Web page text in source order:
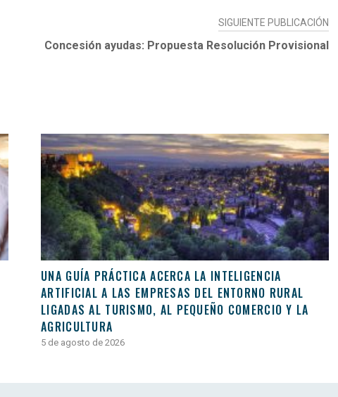
SIGUIENTE PUBLICACIÓN
Concesión ayudas: Propuesta Resolución Provisional
UNA GUÍA PRÁCTICA ACERCA LA INTELIGENCIA
ARTIFICIAL A LAS EMPRESAS DEL ENTORNO RURAL
LIGADAS AL TURISMO, AL PEQUEÑO COMERCIO Y LA
AGRICULTURA
5 de agosto de 2026